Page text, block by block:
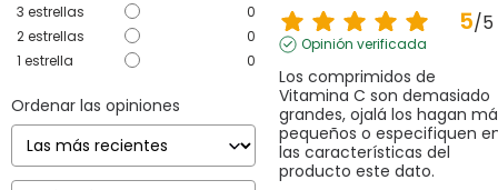
3 estrellas
0
2estrellas
0
1 estrella 0
Ordenar las opiniones
5/5
Opinión verificada
Los comprimidos de
Vitamina C son demasiado
grandes, ojalá los hagan
pequeños o especifiquen
las características del
producto este dato.